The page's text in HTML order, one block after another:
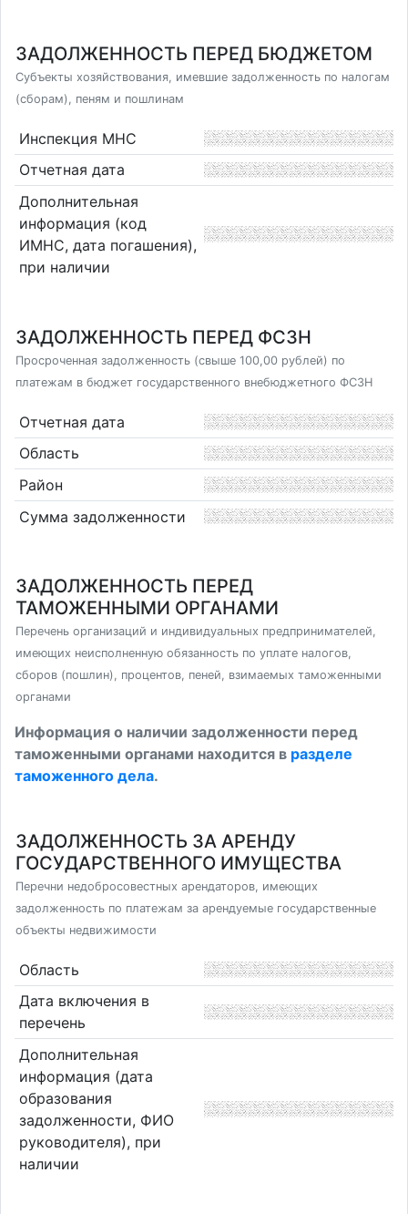
ЗАДОЛЖЕННОСТЬ ПЕРЕД БЮДЖЕТОМ
Субъекты хозяйствования, имевшие задолженность по налогам
(сборам), пеням и пошлинам
Инспекция МНС
Отчетная дата
Дополнительная
информация (код
ИМНС, дата погашения),
при наличии
ЗАДОЛЖЕННОСТЬ ПЕРЕД ФСЗН
Просроченная задолженность (свыше 100,00 рублей) по
платежам в бюджет государственного внебюджетного ФСЗН
Отчетная дата
Область
Район
Сумма задолженности
ЗАДОЛЖЕННОСТЬ ПЕРЕД
ТАМОЖЕННЫМИ ОРГАНАМИ
Перечень организаций и индивидуальных предпринимателей,
имеющих неисполненную обязанность по уплате налогов,
сборов (пошлин), процентов, пеней, взимаемых таможенными
органами
Информация о наличии задолженности перед
таможенными органами находится в разделе
таможенного дела.
ЗАДОЛЖЕННОСТЬ ЗА АРЕНДУ
ГОСУДАРСТВЕННОГО ИМУЩЕСТВА
Перечни недобросовестных арендаторов, имеющих
задолженность по платежам за арендуемые государственные
объекты недвижимости
Область
Дата включения в
перечень
Дополнительная
информация (дата
образования
задолженности, ФИО
руководителя), при
наличии